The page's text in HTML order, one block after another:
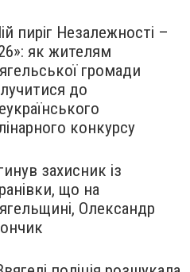
пиріг Незалежності –
як жителям
громади
до
конкурсу
захисник із
що на
Олександр